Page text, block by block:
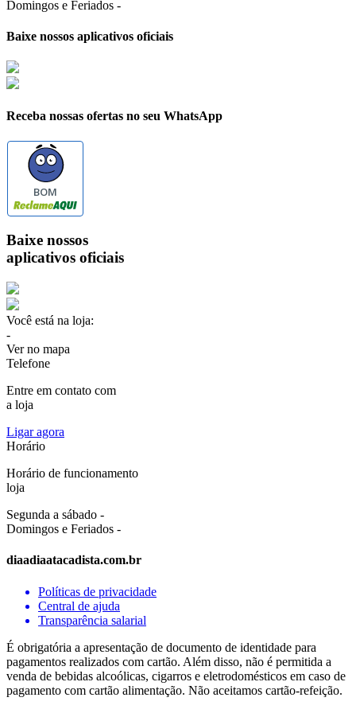
Domingos e Feriados -
Baixe nossos aplicativos oficiais
Receba nossas ofertas no seu WhatsApp
BOM
Baixe nossos
aplicativos oficiais
Você está na loja:
-
Ver no mapa
Telefone
Entre em contato com
a loja
Ligar agora
Horário
Horário de funcionamento
loja
Segunda a sábado -
Domingos e Feriados -
diaadiaatacadista.com.br
Políticas de privacidade
Central de ajuda
Transparência salarial
É obrigatória a apresentação de documento de identidade para
pagamentos realizados com cartão. Além disso, não é permitida a
venda de bebidas alcoólicas, cigarros e eletrodomésticos em caso de
pagamento com cartão alimentação. Não aceitamos cartão-refeição.